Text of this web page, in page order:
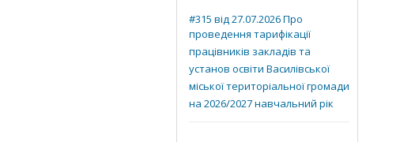
#315 від 27.07.2026 Про
проведення тарифікації
працівників закладів та
установ освіти Василівської
міської територіальної громади
на 2026/2027 навчальний рік